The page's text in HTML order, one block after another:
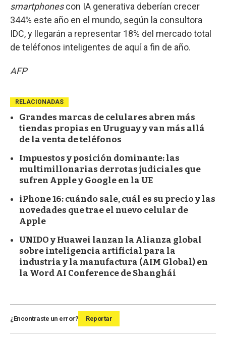
smartphonescon IA generativa deberían crecer
344% este año en el mundo, según la consultora
IDC, y llegarán a representar 18% del mercado total
de teléfonos inteligentes de aquí a fin de año.
AFP
RELACIONADAS
Grandes marcas de celulares abren más
tiendas propias en Uruguay y van más allá
de la venta de teléfonos
Impuestos y posición dominante: las
multimillonarias derrotas judiciales que
sufren Apple y Google en la UE
iPhone 16: cuándo sale, cuál es su precio y las
novedades que trae el nuevo celular de
Apple
UNIDO y Huawei lanzan la Alianza global
sobre inteligencia artificial para la
industria y la manufactura (AIM Global) en
la Word AI Conference de Shanghái
¿Encontraste un error? Reportar